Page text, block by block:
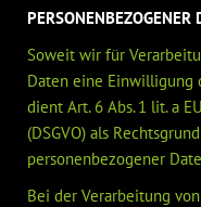
PERSONENBEZOGENER
Soweit wir für
Daten eine Einwilligung
dient Art. 6 Abs. 1 lit. a
(DSGVO) als
personenbezogener
Bei der Verarbeitung